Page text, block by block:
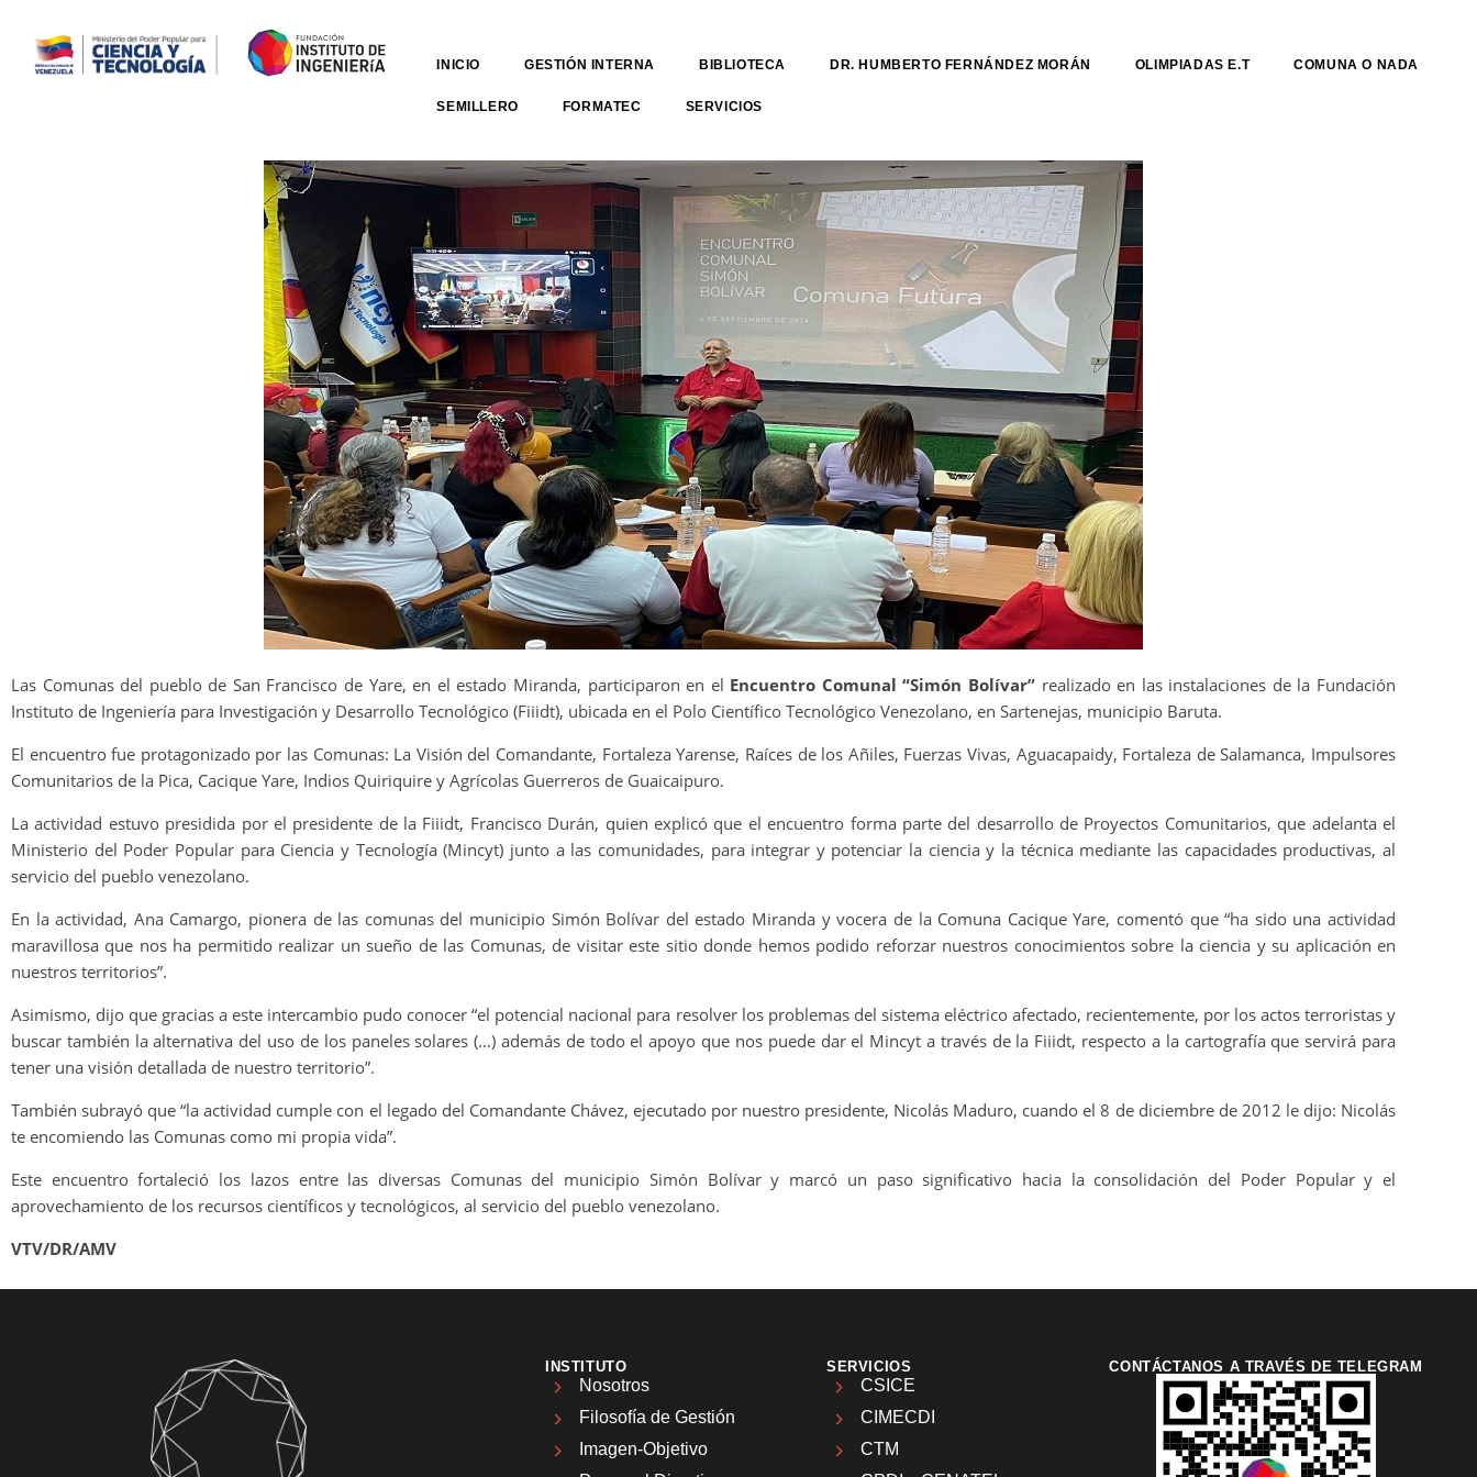
INICIO GESTIÓN INTERNA BIBLIOTECA DR. HUMBERTO FERNÁNDEZ MORÁN OLIMPIADAS E.T COMUNA O NADA
SEMILLERO FORMATEC SERVICIOS
Las Comunas del pueblo de San Francisco de Yare, en el estado Miranda, participaron en el Encuentro Comunal “Simón Bolívar”realizado en las instalaciones de la Fundación
Instituto de Ingeniería para Investigación y Desarrollo Tecnológico (Fiiidt), ubicada en el Polo Científico Tecnológico Venezolano, en Sartenejas, municipio Baruta.
El encuentro fue protagonizado por las Comunas: La Visión del Comandante, Fortaleza Yarense, Raíces de los Añiles, Fuerzas Vivas, Aguacapaidy, Fortaleza de Salamanca, Impulsores
Comunitarios de la Pica, Cacique Yare, Indios Quiriquire y Agrícolas Guerreros de Guaicaipuro.
La actividad estuvo presidida por el presidente de la Fiiidt, Francisco Durán, quien explicó que el encuentro forma parte del desarrollo de Proyectos Comunitarios, que adelanta el
Ministerio del Poder Popular para Ciencia y Tecnología (Mincyt) junto a las comunidades, para integrar y potenciar la ciencia y la técnica mediante las capacidades productivas, al
servicio del pueblo venezolano.
En la actividad, Ana Camargo, pionera de las comunas del municipio Simón Bolívar del estado Miranda y vocera de la Comuna Cacique Yare, comentó que “ha sido una actividad
maravillosa que nos ha permitido realizar un sueño de las Comunas, de visitar este sitio donde hemos podido reforzar nuestros conocimientos sobre la ciencia y su aplicación en
nuestros territorios”.
Asimismo, dijo que gracias a este intercambio pudo conocer “el potencial nacional para resolver los problemas del sistema eléctrico afectado, recientemente, por los actos terroristas y
buscar también la alternativa del uso de los paneles solares (…) además de todo el apoyo que nos puede dar el Mincyt a través de la Fiiidt, respecto a la cartografía que servirá para
tener una visión detallada de nuestro territorio”.
También subrayó que “la actividad cumple con el legado del Comandante Chávez, ejecutado por nuestro presidente, Nicolás Maduro, cuando el 8 de diciembre de 2012 le dijo: Nicolás
te encomiendo las Comunas como mi propia vida”.
Este encuentro fortaleció los lazos entre las diversas Comunas del municipio Simón Bolívar y marcó un paso significativo hacia la consolidación del Poder Popular y el
aprovechamiento de los recursos científicos y tecnológicos, al servicio del pueblo venezolano.
VTV/DR/AMV
INSTITUTO
Nosotros
Filosofía de Gestión
Imagen-Objetivo
SERVICIOS
CSICE
CIMECDI
CTM
CONTÁCTANOS A TRAVÉS DE TELEGRAM